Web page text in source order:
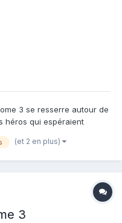
3 se resserre autour de
héros qui espéraient
sur la police mais aussi les
(et 2 en plus)
3